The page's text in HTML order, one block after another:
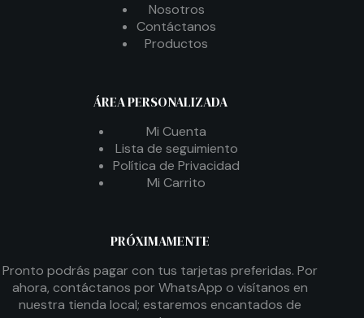
Nosotros
Contáctanos
Productos
ÁREA PERSONALIZADA
Mi Cuenta
Lista de seguimiento
Política de Privacidad
Mi Carrito
PRÓXIMAMENTE
Pronto podrás pagar con tus tarjetas preferidas. Por
ahora, contáctanos por WhatsApp o visítanos en
nuestra tienda local; estaremos encantados de